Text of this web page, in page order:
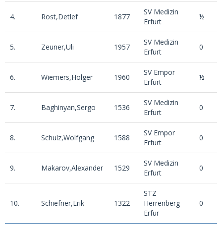
4. Rost,Detlef 1877
SV Medizin
Erfurt
½
5. Zeuner,Uli 1957
SV Medizin
Erfurt
0
6. Wiemers,Holger 1960
SV Empor
Erfurt
½
7. Baghinyan,Sergo 1536
SV Medizin
Erfurt
0
8. Schulz,Wolfgang 1588
SV Empor
Erfurt
0
9. Makarov,Alexander 1529
SV Medizin
Erfurt
0
10. Schiefner,Erik 1322
STZ
Herrenberg
Erfur
0